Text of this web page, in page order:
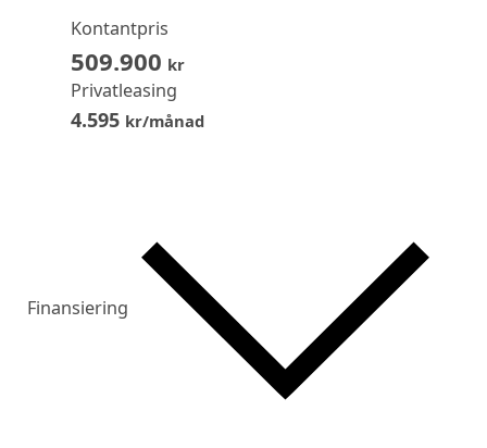
Kontantpris
509.900 kr
Privatleasing
4.595kr/månad
Finansiering